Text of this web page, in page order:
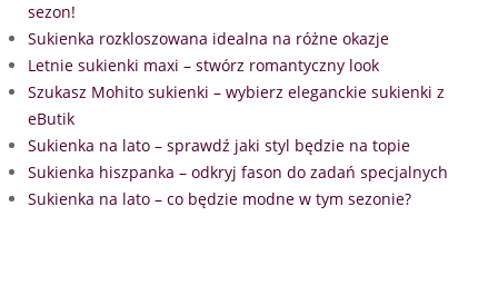
sezon!
Sukienka rozkloszowana idealna na różne okazje
Letnie sukienki maxi – stwórz romantyczny look
Szukasz Mohito sukienki – wybierz eleganckie sukienki z
eButik
Sukienka na lato – sprawdź jaki styl będzie na topie
Sukienka hiszpanka – odkryj fason do zadań specjalnych
Sukienka na lato – co będzie modne w tym sezonie?